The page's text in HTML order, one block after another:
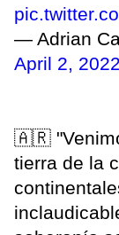
— Adrian
April 2, 2022
🇦🇷
tierra de la